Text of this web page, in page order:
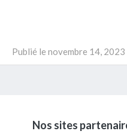
Publié le novembre 14, 2023
Nos sites